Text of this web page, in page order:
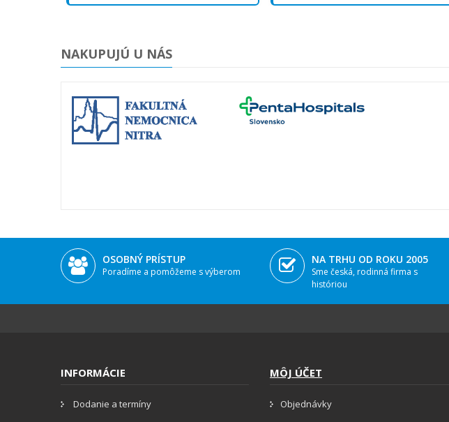
NAKUPUJÚ U NÁS
OSOBNÝ PRÍSTUP
Poradíme a pomôžeme s výberom
NA TRHU OD ROKU 2005
Sme česká, rodinná firma s
históriou
INFORMÁCIE
Dodanie a termíny
MÔJ ÚČET
Objednávky